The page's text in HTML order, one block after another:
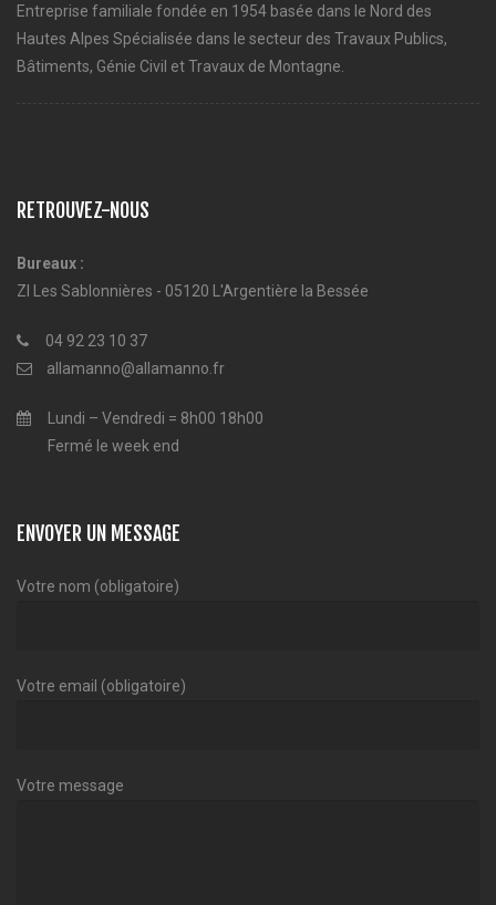
Entreprise familiale fondée en 1954 basée dans le Nord des
Hautes Alpes Spécialisée dans le secteur des Travaux Publics,
Bâtiments, Génie Civil et Travaux de Montagne.
RETROUVEZ-NOUS
Bureaux :
ZI Les Sablonnières - 05120 L'Argentière la Bessée
04 92 23 10 37
allamanno@allamanno.fr
Lundi – Vendredi = 8h00 18h00
Fermé le week end
ENVOYER UN MESSAGE
Votre nom (obligatoire)
Votre email (obligatoire)
Votre message